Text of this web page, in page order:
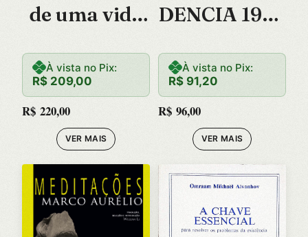
de uma vida
À vista no Pix:
R$ 209,00
R$ 220,00
VER MAIS
DENCIA 1928
ADORNO –
BENJAMIN
À vista no Pix:
R$ 91,20
R$ 96,00
VER MAIS